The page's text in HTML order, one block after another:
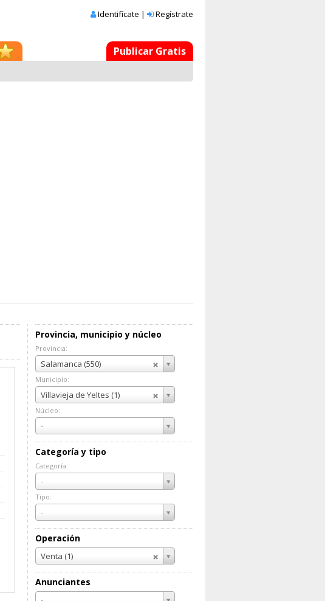
Identifícate | Regístrate
Publicar Gratis
Provincia, municipio y núcleo
Provincia:
Salamanca (550)
Provincia:
Municipio:
Villavieja de Yeltes (1)
Municipio:
Núcleo:
-
Núcleo:
Categoría y tipo
Categoría:
-
Categoría:
Tipo:
-
Tipo:
Operación
Venta (1)
Anunciantes